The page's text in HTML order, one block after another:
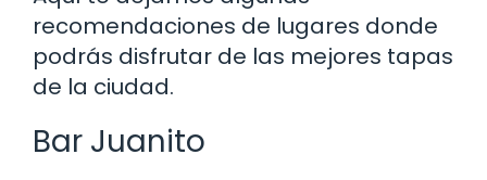
recomendaciones de lugares donde
podrás disfrutar de las mejores tapas
de la ciudad.
Bar Juanito